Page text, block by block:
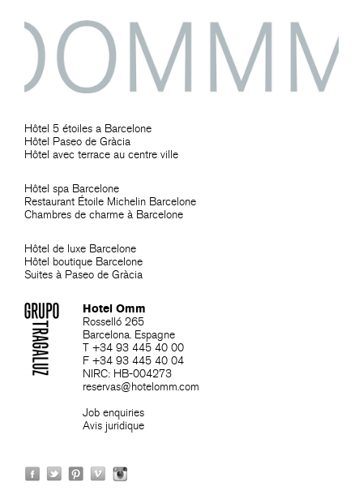
Hôtel 5 étoiles a Barcelone
Hôtel Paseo de Gràcia
Hôtel avec terrace au centre ville
Hôtel spa Barcelone
Restaurant Étoile Michelin Barcelone
Chambres de charme à Barcelone
Hôtel de luxe Barcelone
Hôtel boutique Barcelone
Suites à Paseo de Gràcia
Hotel Omm
Rosselló 265
Barcelona. Espagne
T +34 93 445 40 00
F +34 93 445 40 04
NIRC: HB-004273
reservas@hotelomm.com
Job enquiries
Avis juridique